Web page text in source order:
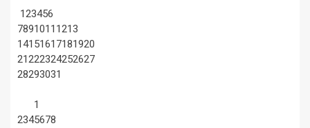
123456
7891011 1213
14151617181920
21222324252627
28293031
1
2345678